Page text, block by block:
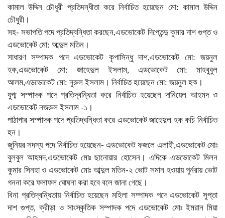
কামাল উদ্দিন চৌধুরী প্রতিদন্ধীতা করে নির্বাচিত হয়েছেন মো: কামাল উদ্দিন
চৌধুরী।
সহ- সভাপতি পদে প্রতিদ্বন্ধিতা করছেন,এডভোকেট দিপ্তেন্দু কুমার দাশ গুপ্ত ও
এডভোকেট মো: আব্দুল মতিন।
সাধারণ সম্পাদক পদে এডভোকেট কৃপাসিন্ধু দাশ,এডভোকেট মো: জয়নুল
হক,এডভোকেট মো: জাহেদুল ইসলাম, এডভোকেট মো: মাহবুবুল
আলম,এডভোকেট মো: নুরুল ইসলাম। নির্বাচিত হয়েছেন মো: জয়নুল হক।
যুগ্ম সম্পাদক পদে প্রতিদ্বন্ধিতা করে নির্বাচিত হয়েছেন দানিয়েল আহমদ ও
এডভোকেট নজরুল ইসলাম -১।
পাঠাগার সম্পাদক পদে প্রতিদ্বন্ধিতা করে এডভোকেট জাহেদুল হক কচি নির্বাচিত
হন।
জুনিয়র সদস্য পদে নির্বাচিত হয়েছেন- এডভোকেট ফজলে এলাহী,এডভোকেট মোঃ
বুলবুল আহমদ,এডভোকেট মোঃ ছানোয়ার হোসেন। এদিকে এডভোকেট মিলন
কুমার সিনহা ও এডভোকেট মোঃ আব্দুল মতিন-২ ভোট সমান হওয়ায় পুর্নরায় ভোট
গননা করে ফলাফল ঘোষনা করা হবে বলে জানা গেছে।
বিনা প্রতিদ্বন্ধিতায় নির্বাচিত হয়েছেন মহিলা সম্পাদক পদে এডভোকেট সুপ্তা
দাশ গুপ্ত, ক্রীড়া ও সাংস্কৃতিক সম্পাদক পদে এডভোকেট মোঃ ইমরান মিয়া